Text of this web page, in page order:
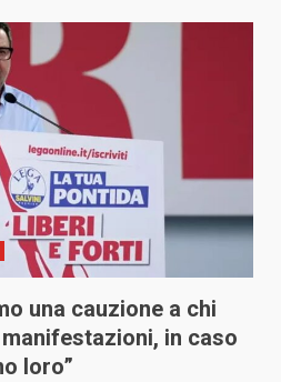
una cauzione a chi
in caso
loro”